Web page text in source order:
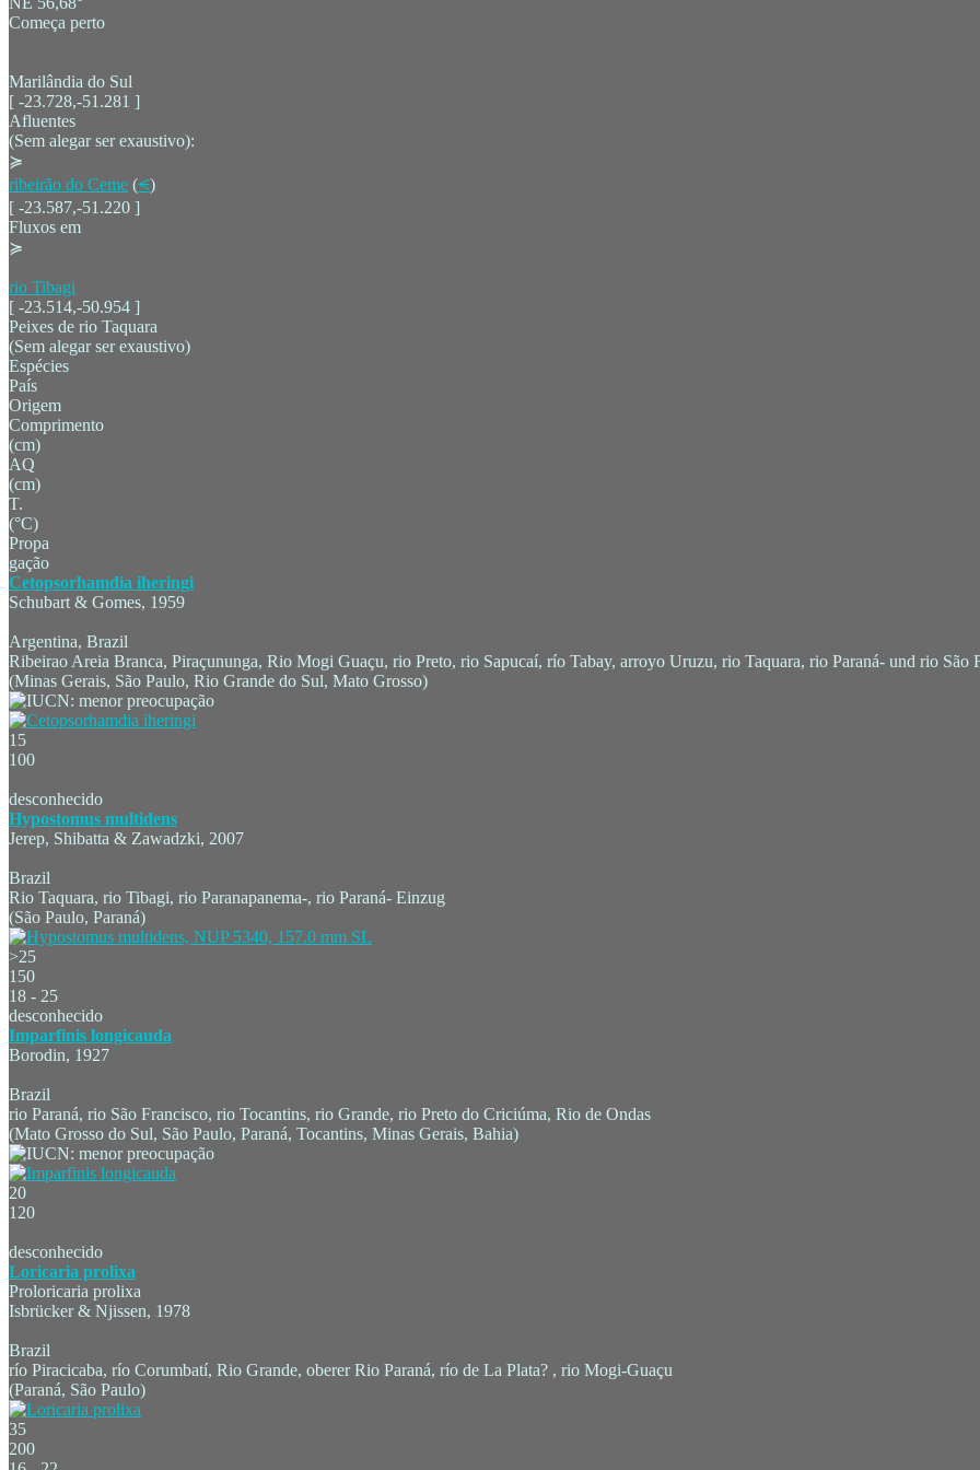
Começa perto
Marilândia do Sul
[ -23.728,-51.281 ]
Afluentes
(Sem alegar ser exaustivo):
≽
ribeirão do Ceme (⪪)
[ -23.587,-51.220 ]
Fluxos em
≽
rio Tibagi
[ -23.514,-50.954 ]
Peixes de rio Taquara
(Sem alegar ser exaustivo)
Espécies
País
Origem
Comprimento
(cm)
AQ
(cm)
T.
(°C)
Propa
gação
Cetopsorhamdia iheringi
Schubart & Gomes, 1959
Argentina, Brazil
Ribeirao Areia Branca, Piraçununga, Rio Mogi Guaçu, rio Preto, rio Sapucaí, río Tabay, arroyo Uruzu, rio Taquara, rio Paraná- und rio São
(Minas Gerais, São Paulo, Rio Grande do Sul, Mato Grosso)
15
100
desconhecido
Hypostomus multidens
Jerep, Shibatta & Zawadzki, 2007
Brazil
Rio Taquara, rio Tibagi, rio Paranapanema-, rio Paraná- Einzug
(São Paulo, Paraná)
>25
150
18 - 25
desconhecido
Imparfinis longicauda
Borodin, 1927
Brazil
rio Paraná, rio São Francisco, rio Tocantins, rio Grande, rio Preto do Criciúma, Rio de Ondas
(Mato Grosso do Sul, São Paulo, Paraná, Tocantins, Minas Gerais, Bahia)
20
120
desconhecido
Loricaria prolixa
Proloricaria prolixa
Isbrücker & Njissen, 1978
Brazil
río Piracicaba, río Corumbatí, Rio Grande, oberer Rio Paraná, río de La Plata? , rio Mogi-Guaçu
(Paraná, São Paulo)
35
200